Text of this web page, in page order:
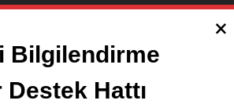
×
Bilgilendirme
Destek Hattı